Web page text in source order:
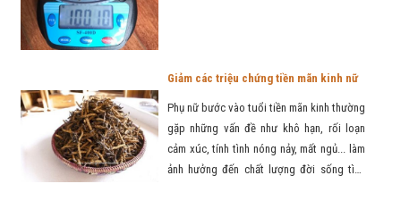
Giảm các triệu chứng tiền mãn kinh nữ
Phụ nữ bước vào tuổi tiền mãn kinh thường
gặp những vấn đề như khô hạn, rối loạn
cảm xúc, tính tình nóng nảy, mất ngủ... làm
ảnh hưởng đến chất lượng đời sống tình